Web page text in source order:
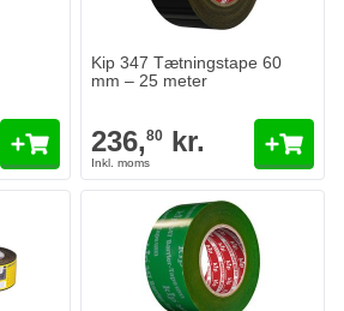
Kip 347 Tætningstape 60
mm – 25 meter
236,80 kr.